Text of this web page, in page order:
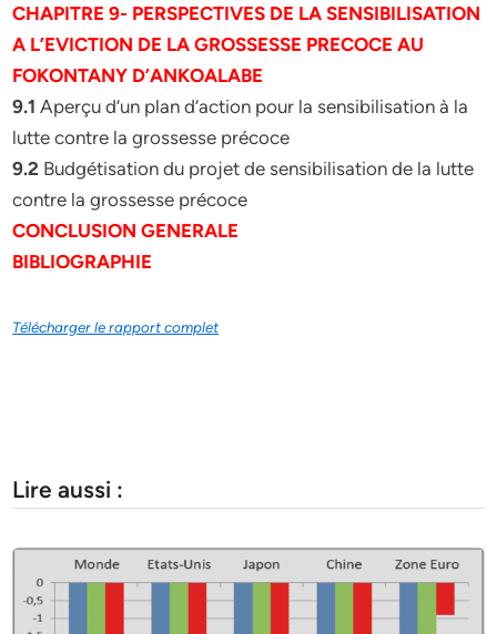
CHAPITRE 9- PERSPECTIVES DE LA SENSIBILISATION
A L’EVICTION DE LA GROSSESSE PRECOCE AU
FOKONTANY D’ANKOALABE
9.1 Aperçu d’un plan d’action pour la sensibilisation à la
lutte contre la grossesse précoce
9.2 Budgétisation du projet de sensibilisation de la lutte
contre la grossesse précoce
CONCLUSION GENERALE
BIBLIOGRAPHIE
Télécharger le rapport complet
Lire aussi :